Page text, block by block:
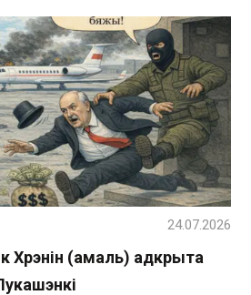
Хрэнін (амаль) адкрыта
24.07.2026